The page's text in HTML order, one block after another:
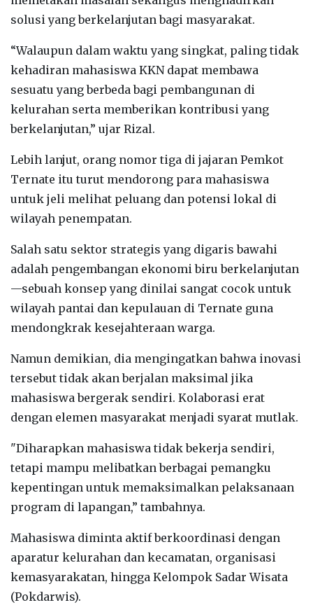
solusi yang berkelanjutan bagi masyarakat.
“Walaupun dalam waktu yang singkat, paling tidak
kehadiran mahasiswa KKN dapat membawa
sesuatu yang berbeda bagi pembangunan di
kelurahan serta memberikan kontribusi yang
berkelanjutan,” ujar Rizal.
Lebih lanjut, orang nomor tiga di jajaran Pemkot
Ternate itu turut mendorong para mahasiswa
untuk jeli melihat peluang dan potensi lokal di
wilayah penempatan.
Salah satu sektor strategis yang digaris bawahi
adalah pengembangan ekonomi biru berkelanjutan
—sebuah konsep yang dinilai sangat cocok untuk
wilayah pantai dan kepulauan di Ternate guna
mendongkrak kesejahteraan warga.
Namun demikian, dia mengingatkan bahwa inovasi
tersebut tidak akan berjalan maksimal jika
mahasiswa bergerak sendiri. Kolaborasi erat
dengan elemen masyarakat menjadi syarat mutlak.
"Diharapkan mahasiswa tidak bekerja sendiri,
tetapi mampu melibatkan berbagai pemangku
kepentingan untuk memaksimalkan pelaksanaan
program di lapangan,” tambahnya.
Mahasiswa diminta aktif berkoordinasi dengan
aparatur kelurahan dan kecamatan, organisasi
kemasyarakatan, hingga Kelompok Sadar Wisata
(Pokdarwis).